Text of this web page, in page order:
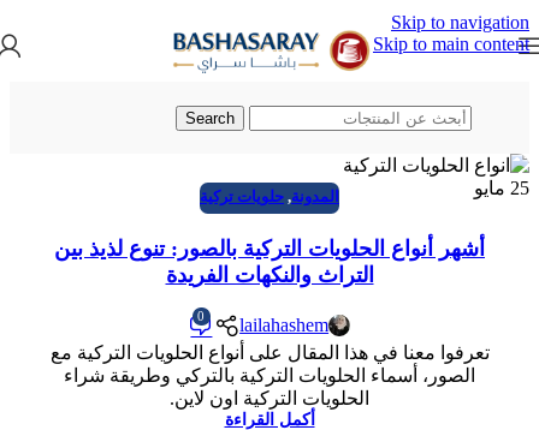
Skip to navigation
Skip to main content
Search
25 مايو المدونة, حلويات تركية
أشهر أنواع الحلويات التركية بالصور: تنوع لذيذ بين
التراث والنكهات الفريدة
lailahashem
0
تعرفوا معنا في هذا المقال على أنواع الحلويات التركية مع
الصور، أسماء الحلويات التركية بالتركي وطريقة شراء
الحلويات التركية اون لاين.
أكمل القراءة